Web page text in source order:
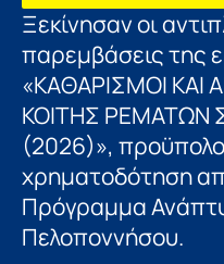
Ξεκίνησαν οι
παρεμβάσεις της
«ΚΑΘΑΡΙΣΜΟΙ
ΚΟΙΤΗΣ ΡΕΜΑΤΩΝ
(2026)»,
χρηματοδότηση
Πρόγραμμα
Πελοποννήσου.